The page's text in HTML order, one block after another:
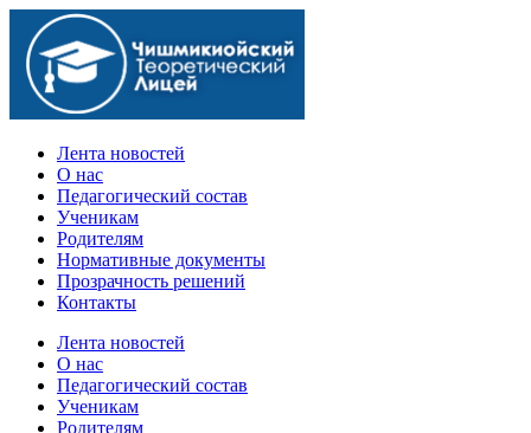
Официальный сайт учебного заведения
Лента новостей
О нас
Педагогический состав
Ученикам
Родителям
Нормативные документы
Прозрачность решений
Контакты
Лента новостей
О нас
Педагогический состав
Ученикам
Родителям